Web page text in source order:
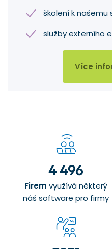
školení k našemu
služby externího
Více
4 496
Firem využívá některý
náš software pro firmy